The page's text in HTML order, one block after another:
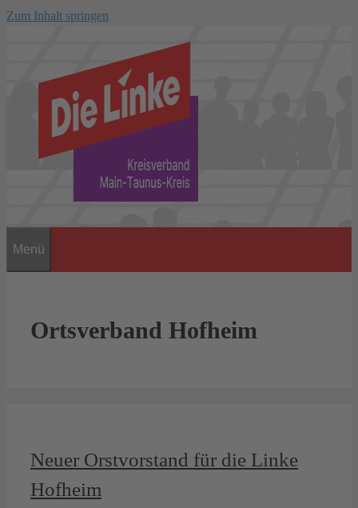
Zum Inhalt springen
Menü
Ortsverband Hofheim
Neuer Orstvorstand für die Linke
Hofheim